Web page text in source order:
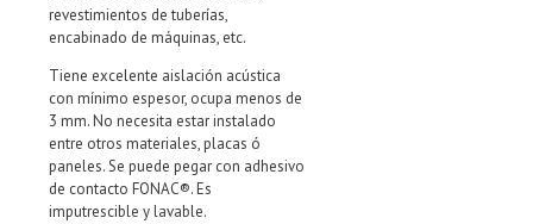
revestimientos de tuberías,
encabinado de máquinas, etc.
Tiene excelente aislación acústica
con mínimo espesor, ocupa menos de
3 mm. No necesita estar instalado
entre otros materiales, placas ó
paneles. Se puede pegar con adhesivo
de contacto FONAC®. Es
imputrescible y lavable.